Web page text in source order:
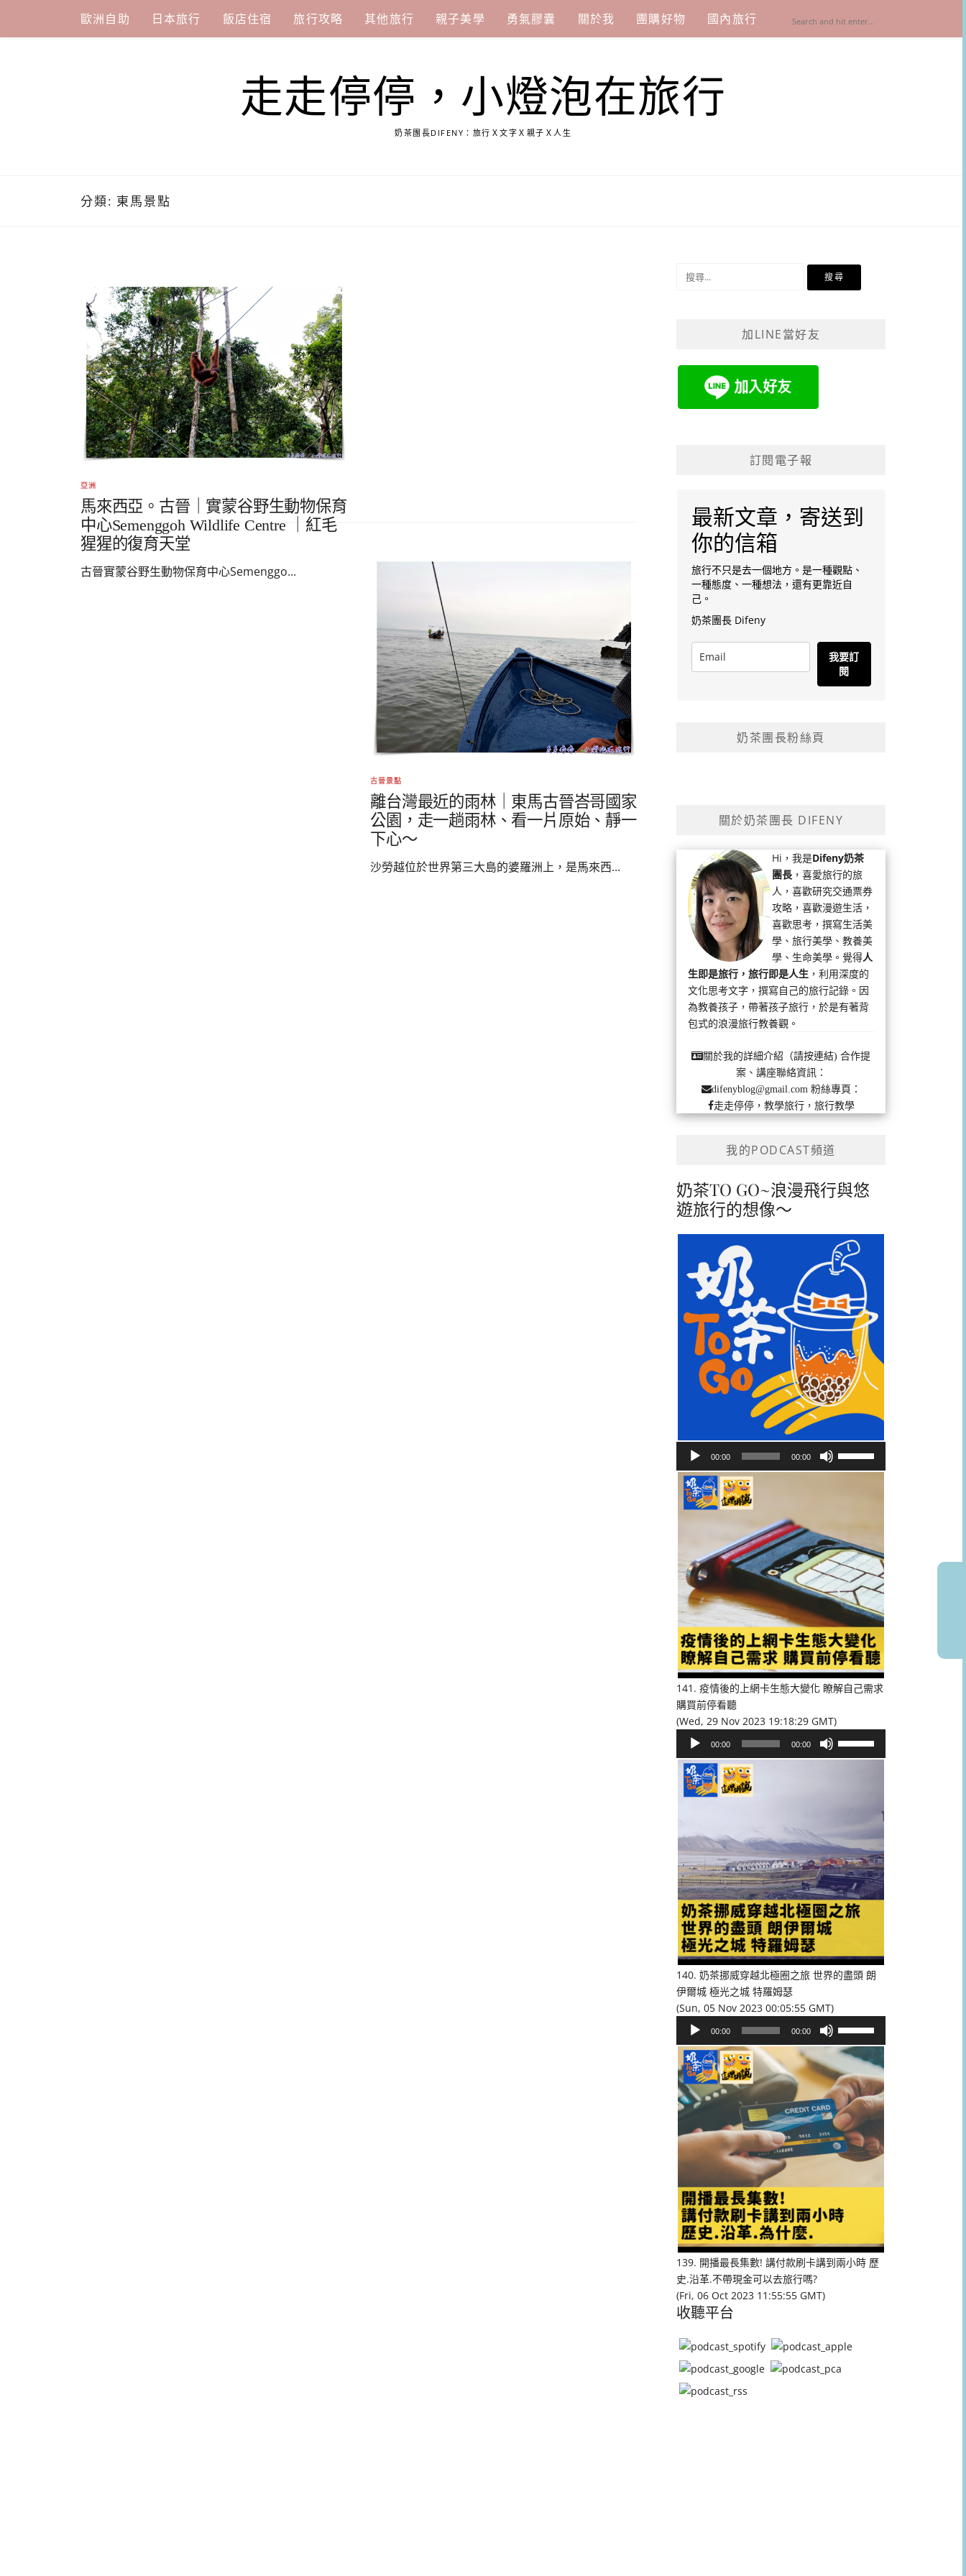
content
歐洲自助 日本旅行 飯店住宿 旅行攻略 其他旅行 親子美學 勇氣膠囊 關於我 團購好物 國內旅行
走走停停，小燈泡在旅行
奶茶團長DIFENY：旅行Ｘ文字Ｘ親子Ｘ人生
分類: 東馬景點
亞洲
馬來西亞。古晉｜實蒙谷野生動物保育
中心Semenggoh Wildlife Centre ｜紅毛
猩猩的復育天堂
古晉實蒙谷野生動物保育中心Semenggo...
古晉景點
離台灣最近的雨林｜東馬古晉峇哥國家
公園，走一趟雨林、看一片原始、靜一
下心～
沙勞越位於世界第三大島的婆羅洲上，是馬來西...
加LINE當好友
訂閱電子報
最新文章，寄送到
你的信箱
旅行不只是去一個地方。是一種觀點、
一種態度、一種想法，還有更靠近自
己。
奶茶團長 Difeny
我要訂
閱
奶茶團長粉絲頁
關於奶茶團長 DIFENY
Hi，我是Difeny奶茶
團長 ，喜愛旅行的旅
人，喜歡研究交通票券
攻略，喜歡漫遊生活，
喜歡思考，撰寫生活美
學、旅行美學、教養美
學、生命美學。覺得人
生即是旅行，旅行即是人生 ，利用深度的
文化思考文字，撰寫自己的旅行記錄。因
為教養孩子，帶著孩子旅行，於是有著背
包式的浪漫旅行教養觀。
關於我的詳細介紹（請按連結) 合作提
案、講座聯絡資訊：
difenyblog@gmail.com粉絲專頁：
走走停停，教學旅行，旅行教學
我的PODCAST頻道
奶茶TO GO~浪漫飛行與悠
遊旅行的想像～
播
放
00:00 00:00
鍵
以
提
高
或
降
低
音
量。
141. 疫情後的上網卡生態大變化 瞭解自己需求
購買前停看聽
(Wed, 29 Nov 2023 19:18:29 GMT)
播
放
00:00 00:00
以
提
高
或
降
量。
140. 奶茶挪威穿越北極圈之旅 世界的盡頭 朗
伊爾城 極光之城 特羅姆瑟
(Sun, 05 Nov 2023 00:05:55 GMT)
播
放
器
00:00 00:00
向
上/
向
下
鍵
以
提
或
降
低
量。
139. 開播最長集數! 講付款刷卡講到兩小時 歷
史.沿革.不帶現金可以去旅行嗎?
(Fri, 06 Oct 2023 11:55:55 GMT)
收聽平台